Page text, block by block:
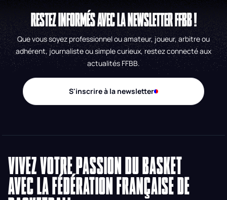
RESTEZ INFORMÉS AVEC LA NEWSLETTER FFBB !
Que vous soyez professionnel ou amateur, joueur, arbitre ou
adhérent, journaliste ou simple curieux, restez connecté aux
actualités FFBB.
S'inscrire à la newsletter
VIVEZ VOTRE PASSION DU BASKET
AVEC LA FÉDÉRATION FRANÇAISE DE